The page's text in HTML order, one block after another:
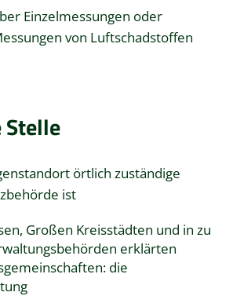
Einzelmessungen oder
von Luftschadstoffen
Stelle
örtlich zuständige
ist
Großen Kreisstädten und in zu
erklärten
die